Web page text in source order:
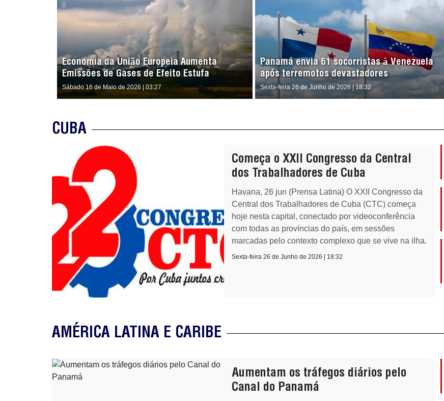
Economia da União Europeia Aumenta
Emissões de Gases de Efeito Estufa
Sábado 16 de Maio de 2026 | 03:27
Panamá envia 61 socorristas à Venezuela
após terremotos devastadores
Sexta-feira 26 de Junho de 2026 | 18:32
CUBA
Começa o XXII Congresso da Central
dos Trabalhadores de Cuba
Havana, 26 jun (Prensa Latina) O XXII Congresso da
Central dos Trabalhadores de Cuba (CTC) começa
hoje nesta capital, conectado por videoconferência
com todas as províncias do país, em sessões
marcadas pelo contexto complexo que se vive na ilha.
Sexta-feira 26 de Junho de 2026 | 18:32
AMÉRICA LATINA E CARIBE
Aumentam os tráfegos diários pelo
Canal do Panamá